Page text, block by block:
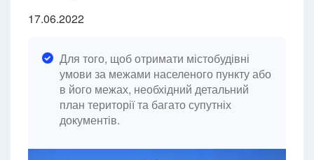
17.06.2022
Для того, щоб отримати містобудівні
умови за межами населеного пункту або
в його межах, необхідний детальний
план території та багато супутніх
документів.